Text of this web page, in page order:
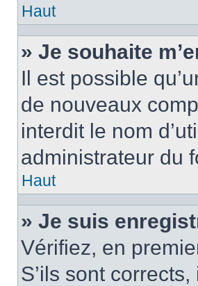
Haut
» Je souhaite
Il est possible
de nouveaux
interdit le nom
administrateur du
Haut
» Je suis
Vérifiez, en
S’ils sont